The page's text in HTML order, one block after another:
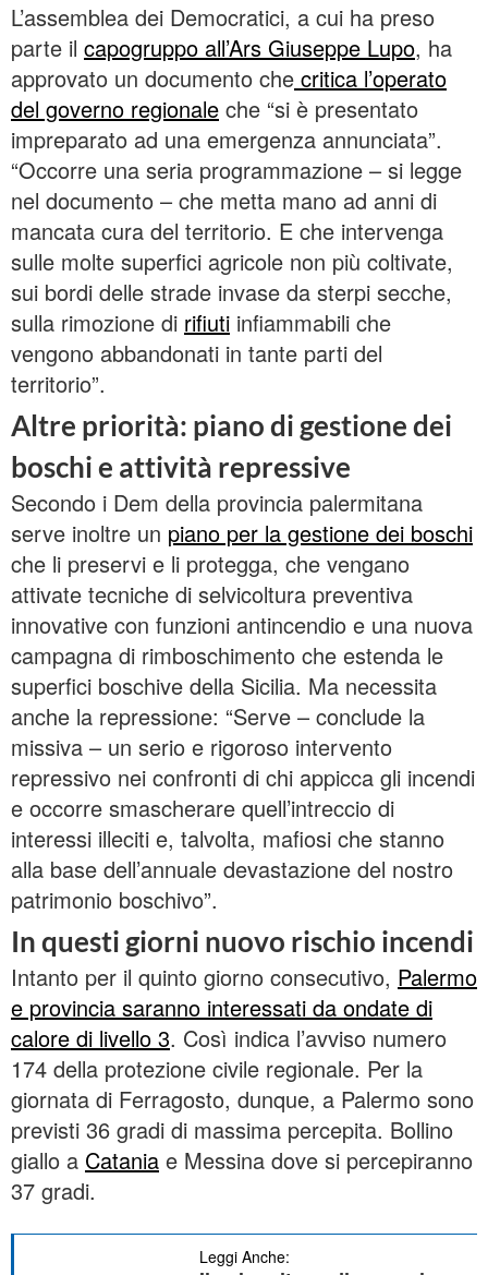
L’assemblea dei Democratici, a cui ha preso
parte il capogruppo all’Ars Giuseppe Lupo, ha
approvato un documento che critica l’operato
del governo regionale che “si è presentato
impreparato ad una emergenza annunciata”.
“Occorre una seria programmazione – si legge
nel documento – che metta mano ad anni di
mancata cura del territorio. E che intervenga
sulle molte superfici agricole non più coltivate,
sui bordi delle strade invase da sterpi secche,
sulla rimozione di rifiuti infiammabili che
vengono abbandonati in tante parti del
territorio”.
Altre priorità: piano di gestione dei
boschi e attività repressive
Secondo i Dem della provincia palermitana
serve inoltre un piano per la gestione dei boschi
che li preservi e li protegga, che vengano
attivate tecniche di selvicoltura preventiva
innovative con funzioni antincendio e una nuova
campagna di rimboschimento che estenda le
superfici boschive della Sicilia. Ma necessita
anche la repressione: “Serve – conclude la
missiva – un serio e rigoroso intervento
repressivo nei confronti di chi appicca gli incendi
e occorre smascherare quell’intreccio di
interessi illeciti e, talvolta, mafiosi che stanno
alla base dell’annuale devastazione del nostro
patrimonio boschivo”.
In questi giorni nuovo rischio incendi
Intanto per il quinto giorno consecutivo, Palermo
e provincia saranno interessati da ondate di
calore di livello 3. Così indica l’avviso numero
174 della protezione civile regionale. Per la
giornata di Ferragosto, dunque, a Palermo sono
previsti 36 gradi di massima percepita. Bollino
giallo a Catania e Messina dove si percepiranno
37 gradi.
Leggi Anche: